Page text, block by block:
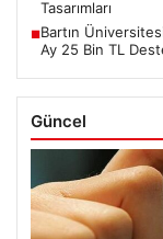
Tasarımları
■Bartın
Ay 25 Bin TL
Güncel